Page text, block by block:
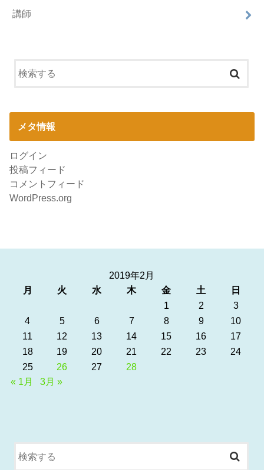
講師
メタ情報
ログイン
投稿フィード
コメントフィード
WordPress.org
2019年2月
月
火 水 木 金 土
日
1
2
3
4
5 6 7 8 9
10
11
12 13 14 15 16
17
18
19 20 21 22 23
24
25
26 27
28
« 1月
3月 »